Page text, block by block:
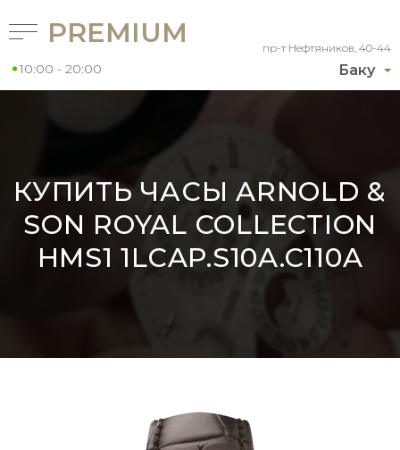
Баку
пр-т Нефтяников, 40-44
PREMIUM
10:00 - 20:00
КУПИТЬ ЧАСЫ ARNOLD &
SON ROYAL COLLECTION
HMS1 1LCAP.S10A.C110A